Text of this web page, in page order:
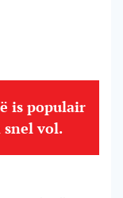
is populair
snel vol.